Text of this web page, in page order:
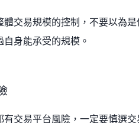
交易規模的控制，不要以為是
身能承受的規模。
有交易平台風險，一定要慎選交